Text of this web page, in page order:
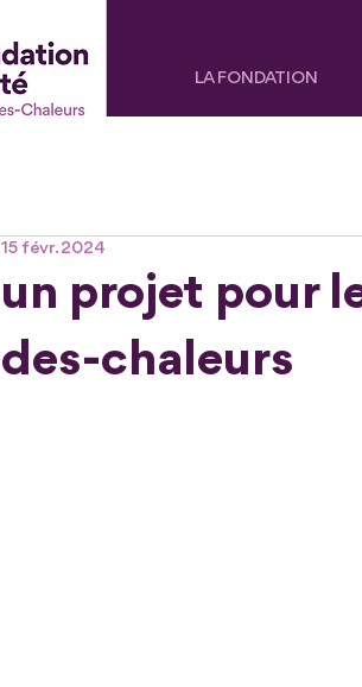
LA FONDATION
un projet pour
des-chaleurs
15 févr. 2024